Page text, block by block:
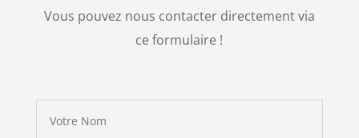
Vous pouvez nous contacter directement via
ce formulaire !